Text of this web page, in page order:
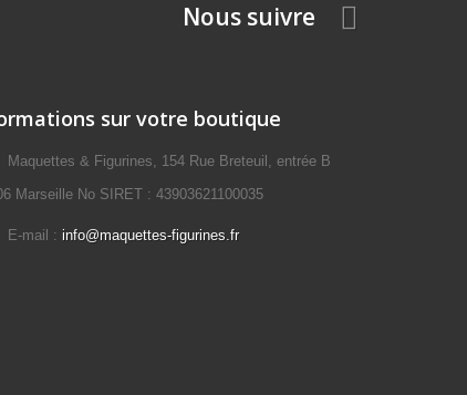
Nous suivre
sur votre boutique
Maquettes & Figurines, 154 Rue Breteuil, entrée B
Marseille No SIRET : 43903621100035
E-mail : info@maquettes-figurines.fr